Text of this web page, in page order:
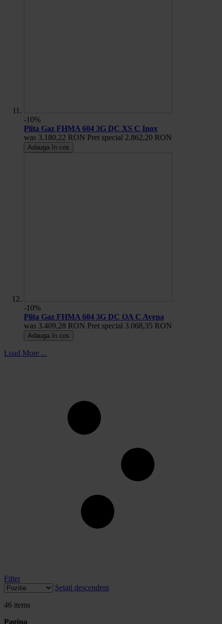
-10%
Plita Gaz FHMA 604 3G DC XS C Inox
was 3.180,22 RON Pret special 2.862,20 RON
Adauga în cos
-10%
Plita Gaz FHMA 604 3G DC OA C Avena
was 3.409,28 RON Pret special 3.068,35 RON
Adauga în cos
Load More ...
Filter
Setati descendent
46 items
Pagina